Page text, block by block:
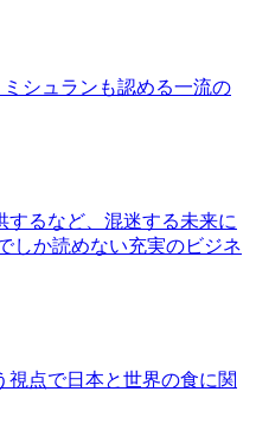
シュランも認める一流の
るなど、混迷する未来に
しか読めない充実のビジネ
点で日本と世界の食に関